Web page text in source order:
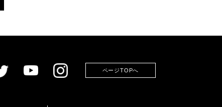
ページTOPへ